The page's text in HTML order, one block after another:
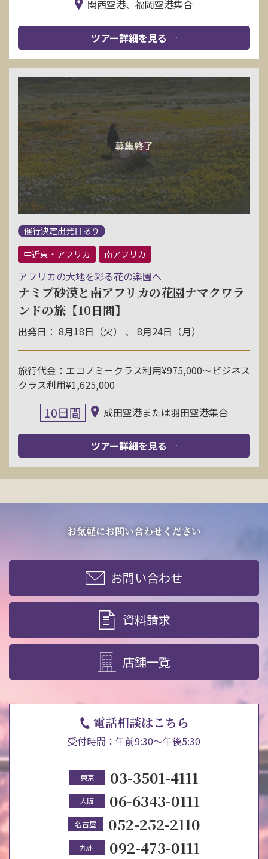
関西空港、福岡空港集合
ツアー詳細を見る
催行決定出発日あり
中近東・アフリカ
南アフリカ
アフリカの大地を彩る花の楽園へ
ナミブ砂漠と南アフリカの花園ナマクワラ
ンドの旅【10日間】
出発日： 8月18日（火） 、 8月24日（月）
旅行代金：エコノミークラス利用¥975,000〜ビジネス
クラス利用¥1,625,000
10日間 成田空港または羽田空港集合
ツアー詳細を見る
お気軽にお問い合わせください
お問い合わせ
資料請求
店舗一覧
電話相談はこちら
受付時間：午前9:30～午後5:30
東京 03-3501-4111
大阪 06-6343-0111
名古屋 052-252-2110
九州 092-473-0111